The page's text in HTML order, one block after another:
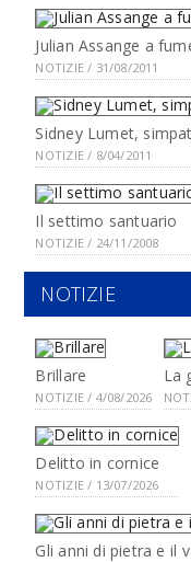
Julian Assange a
NOTIZIE / 31/08/2011
Sidney Lumet,
NOTIZIE / 8/04/2011
Il settimo santuario
NOTIZIE / 24/11/2008
NOTIZIE
Brillare
NOTIZIE / 4/08/2026
La
Delitto in cornice
NOTIZIE / 13/07/2026
Gli anni di pietra e il